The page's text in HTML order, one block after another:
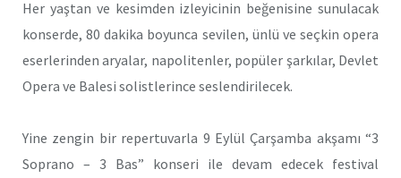
Her yaştan ve kesimden izleyicinin beğenisine sunulacak
konserde, 80 dakika boyunca sevilen, ünlü ve seçkin opera
eserlerinden aryalar, napolitenler, popüler şarkılar, Devlet
Opera ve Balesi solistlerince seslendirilecek.
Yine zengin bir repertuvarla 9 Eylül Çarşamba akşamı “3
Soprano – 3 Bas” konseri ile devam edecek festival